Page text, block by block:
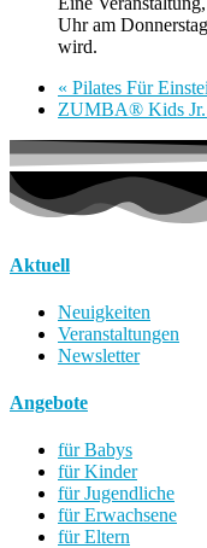
Uhr am
wird.
« Pilates Für
ZUMBA® Kids Jr.
Aktuell
Neuigkeiten
Veranstaltungen
Newsletter
Angebote
für Babys
für Kinder
für Jugendliche
für Erwachsene
für Eltern